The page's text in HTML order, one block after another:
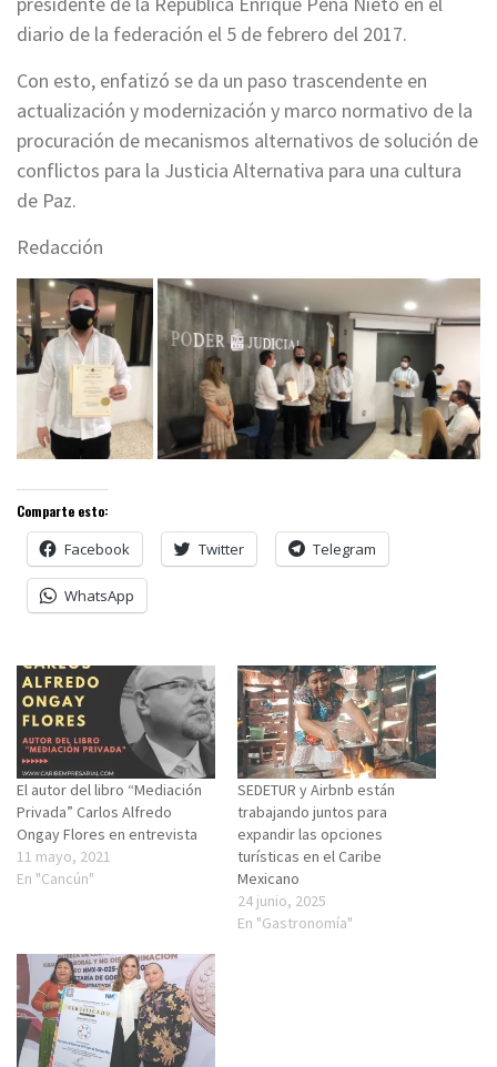
diario de la federación el 5 de febrero del 2017.
Con esto, enfatizó se da un paso trascendente en
actualización y modernización y marco normativo de la
procuración de mecanismos alternativos de solución de
conflictos para la Justicia Alternativa para una cultura
de Paz.
Redacción
Comparte esto:
Facebook Twitter Telegram
WhatsApp
El autor del libro “Mediación
Privada” Carlos Alfredo
Ongay Flores en entrevista
11 mayo, 2021
En "Cancún"
SEDETUR y Airbnb están
trabajando juntos para
expandir las opciones
turísticas en el Caribe
Mexicano
24 junio, 2025
En "Gastronomía"